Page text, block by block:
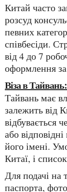
Китай часто запитує додаткові документи на
розсуд
певних
співбесіди.
від 4 до 7
оформлення
Віза в
Тайвань має власну візову політику, що не
залежить від
відбувається
або
його імені.
Китаї, і
Для подачі на туристичну візу достатньо
паспорта,